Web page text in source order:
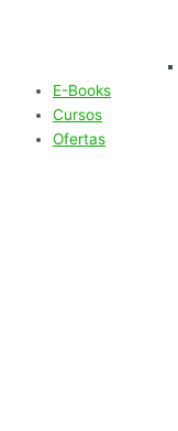
E-Books
Cursos
Ofertas